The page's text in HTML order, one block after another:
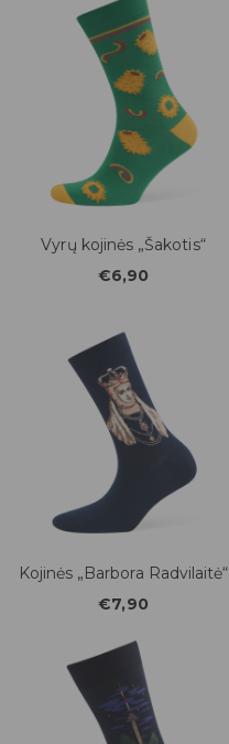
Vyrų kojinės „Šakotis“
€6,90
Kojinės „Barbora Radvilaitė“
€7,90